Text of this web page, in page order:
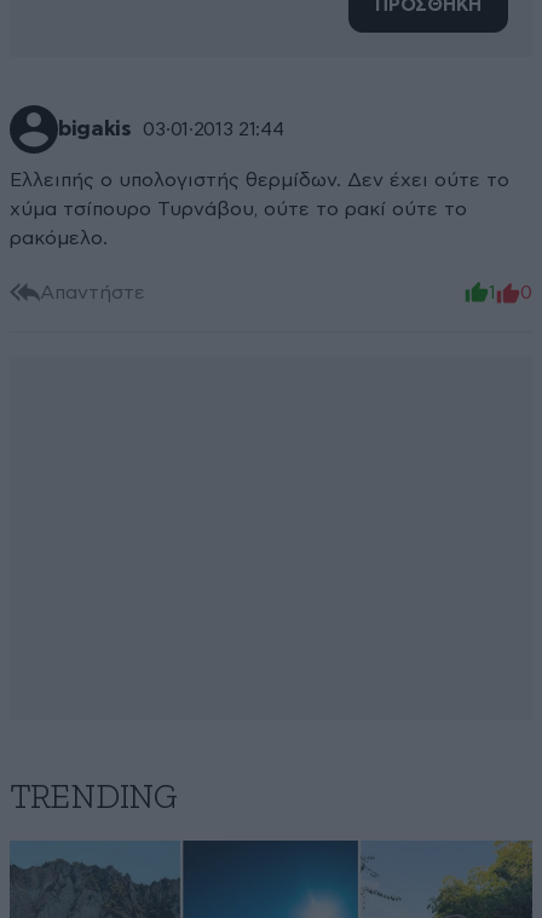
ΠΡΟΣΘΗΚΗ
bigakis 03·01·2013 21:44
Ελλειπής ο υπολογιστής θερμίδων. Δεν έχει ούτε το
χύμα τσίπουρο Τυρνάβου, ούτε το ρακί ούτε το
ρακόμελο.
Απαντήστε 1 0
TRENDING